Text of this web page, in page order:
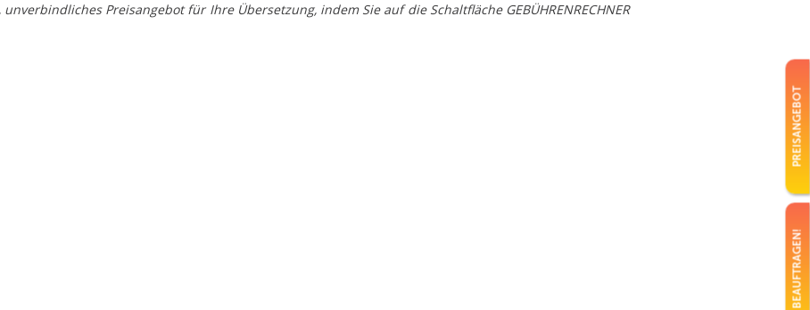
Preisangebot für Ihre Übersetzung, indem Sie auf die Schaltfläche GEBÜHRENRECHNER
PREISANGEBOT
BEAUFTRAGEN!